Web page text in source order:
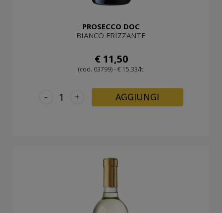
PROSECCO DOC
BIANCO FRIZZANTE
€ 11,50
(cod. 03799) - € 15,33/lt.
+
- AGGIUNGI